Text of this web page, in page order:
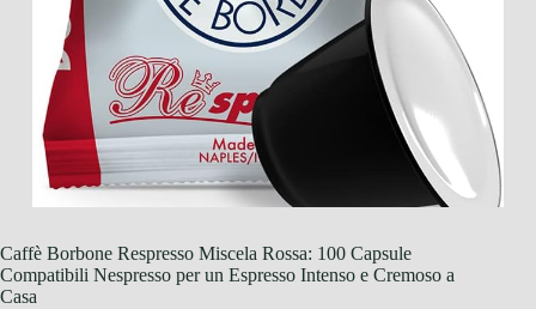
Caffè Borbone Respresso Miscela Rossa: 100 Capsule
Compatibili Nespresso per un Espresso Intenso e Cremoso a
Casa